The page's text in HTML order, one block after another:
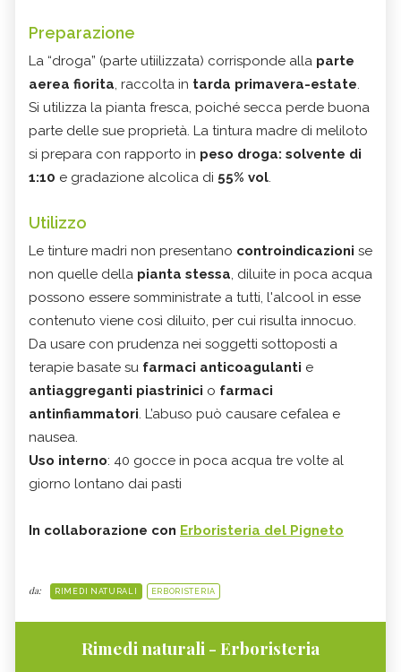
Preparazione
La “droga” (parte utiilizzata) corrisponde alla parte
aerea fiorita, raccolta in tarda primavera-estate.
Si utilizza la pianta fresca, poiché secca perde buona
parte delle sue proprietà. La tintura madre di meliloto
si prepara con rapporto in peso droga: solvente di
1:10 e gradazione alcolica di 55% vol.
Utilizzo
Le tinture madri non presentano controindicazioni se
non quelle della pianta stessa, diluite in poca acqua
possono essere somministrate a tutti, l'alcool in esse
contenuto viene così diluito, per cui risulta innocuo.
Da usare con prudenza nei soggetti sottoposti a
terapie basate su farmaci anticoagulanti e
antiaggreganti piastrinici o farmaci
antinfiammatori. L’abuso può causare cefalea e
nausea.
Uso interno: 40 gocce in poca acqua tre volte al
giorno lontano dai pasti
In collaborazione con Erboristeria del Pigneto
da: RIMEDI NATURALI ERBORISTERIA
Rimedi naturali - Erboristeria